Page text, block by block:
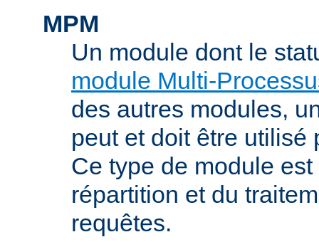
MPM
Un module dont le
module Multi-
des autres modules,
peut et doit être utilisé
Ce type de module
répartition et du
requêtes.